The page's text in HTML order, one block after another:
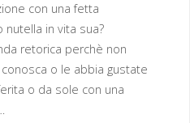
con una fetta
in vita sua?
retorica perchè non
o le abbia gustate
o da sole con una